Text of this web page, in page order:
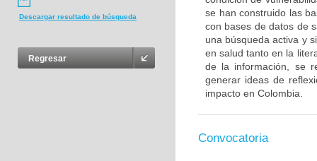
Descargar resultado de búsqueda
Regresar
se han construido las
con bases de datos de
una búsqueda activa y
en salud tanto en la
de la información, se
generar ideas de
impacto en Colombia.
Convocatoria